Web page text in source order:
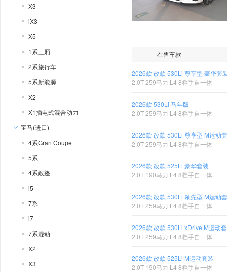
X3
iX3
X5
1系三厢
2系旅行车
5系新能源
X2
X1插电式混合动力
宝马(进口)
4系Gran Coupe
5系
4系敞篷
i5
7系
i7
7系混动
X2
X3
在售车款
2026款 改款 530Li 尊享型 豪华套
2.0T 259马力 L4 8档手自一体
2026款 530Li 马年版
2.0T 259马力 L4 8档手自一体
2026款 改款 530Li 尊享型 M运动
2.0T 259马力 L4 8档手自一体
2026款 改款 525Li 豪华套装
2.0T 190马力 L4 8档手自一体
2026款 改款 530Li 领先型 M运动
2.0T 259马力 L4 8档手自一体
2026款 改款 530Li xDrive M运动
2.0T 259马力 L4 8档手自一体
2026款 改款 525Li M运动套装
2.0T 190马力 L4 8档手自一体